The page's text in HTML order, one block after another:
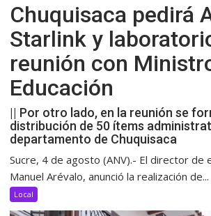
Chuquisaca pedirá
Starlink y
reunión con
Educación
|| Por otro lado, en la reunión se
distribución de 50 ítems
departamento de Chuquisaca
Sucre, 4 de agosto (ANV).- El director de
Manuel Arévalo, anunció la realización de...
Local